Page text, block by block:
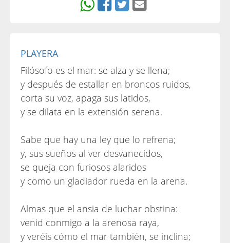
PLAYERA
Filósofo es el mar: se alza y se llena;
y después de estallar en broncos ruidos,
corta su voz, apaga sus latidos,
y se dilata en la extensión serena.
Sabe que hay una ley que lo refrena;
y, sus sueños al ver desvanecidos,
se queja con furiosos alaridos
y como un gladiador rueda en la arena.
Almas que el ansia de luchar obstina:
venid conmigo a la arenosa raya,
y veréis cómo el mar también, se inclina;